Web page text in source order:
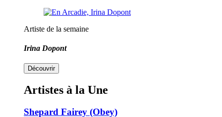
Artiste de la semaine
Irina Dopont
Découvrir
Artistes à la Une
Shepard Fairey (Obey)